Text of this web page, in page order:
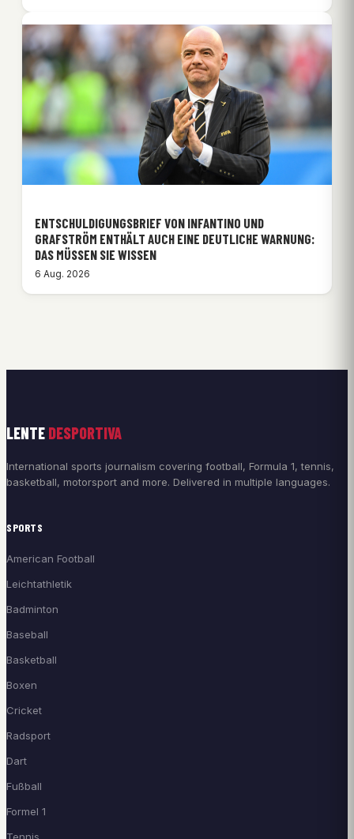
ENTSCHULDIGUNGSBRIEF VON INFANTINO UND
GRAFSTRÖM ENTHÄLT AUCH EINE DEUTLICHE WARNUNG:
DAS MÜSSEN SIE WISSEN
6 Aug. 2026
LENTE DESPORTIVA
International sports journalism covering football, Formula 1, tennis,
basketball, motorsport and more. Delivered in multiple languages.
SPORTS
American Football
Leichtathletik
Badminton
Baseball
Basketball
Boxen
Cricket
Radsport
Dart
Fußball
Formel 1